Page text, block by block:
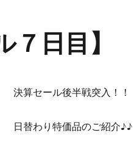
７日目】
決算セール後半戦突入！！
日替わり特価品のご紹介♪♪